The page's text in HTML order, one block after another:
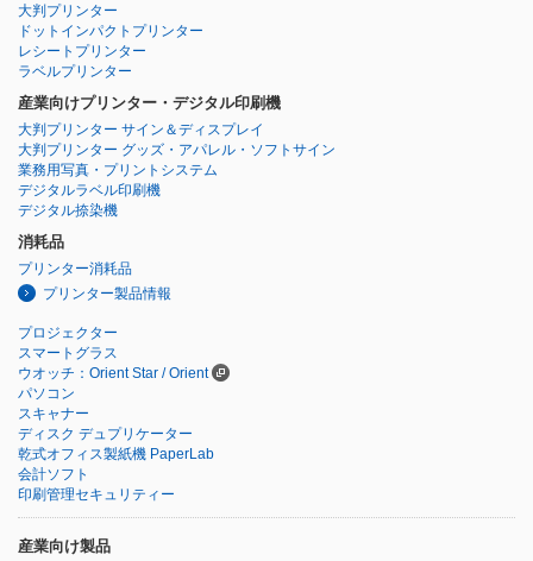
大判プリンター
ドットインパクトプリンター
レシートプリンター
ラベルプリンター
産業向けプリンター・デジタル印刷機
大判プリンター サイン＆ディスプレイ
大判プリンター グッズ・アパレル・ソフトサイン
業務用写真・プリントシステム
デジタルラベル印刷機
デジタル捺染機
消耗品
プリンター消耗品
プリンター製品情報
プロジェクター
スマートグラス
ウオッチ：Orient Star / Orient
パソコン
スキャナー
ディスク デュプリケーター
乾式オフィス製紙機 PaperLab
会計ソフト
印刷管理セキュリティー
産業向け製品